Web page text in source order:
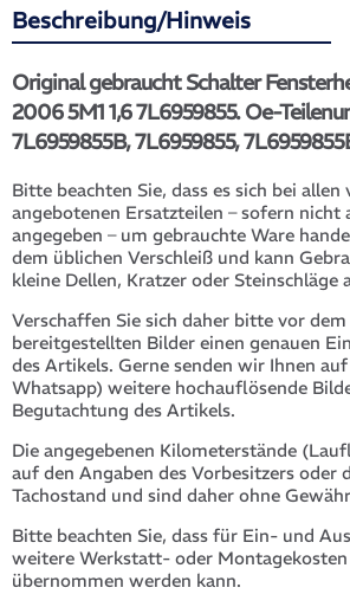
Beschreibung/Hinweis
Original gebraucht Schalter
2006 5M1 1,6 7L6959855. Oe-
7L6959855B, 7L6959855,
Bitte beachten Sie, dass es sich bei allen
angebotenen Ersatzteilen – sofern nicht
angegeben – um gebrauchte Ware
dem üblichen Verschleiß und kann
kleine Dellen, Kratzer oder Steinschläge
Verschaffen Sie sich daher bitte vor
bereitgestellten Bilder einen genauen
des Artikels. Gerne senden wir Ihnen
Whatsapp) weitere hochauflösende
Begutachtung des Artikels.
Die angegebenen Kilometerstände
auf den Angaben des Vorbesitzers oder
Tachostand und sind daher ohne
Bitte beachten Sie, dass für Ein- und
weitere Werkstatt- oder
übernommen werden kann.